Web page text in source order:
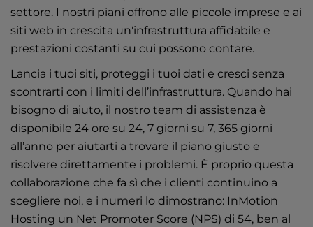
settore. I nostri piani offrono alle piccole imprese e ai
siti web in crescita un'infrastruttura affidabile e
prestazioni costanti su cui possono contare.
Lancia i tuoi siti, proteggi i tuoi dati e cresci senza
scontrarti con i limiti dell’infrastruttura. Quando hai
bisogno di aiuto, il nostro team di assistenza è
disponibile 24 ore su 24, 7 giorni su 7, 365 giorni
all’anno per aiutarti a trovare il piano giusto e
risolvere direttamente i problemi. È proprio questa
collaborazione che fa sì che i clienti continuino a
scegliere noi, e i numeri lo dimostrano: InMotion
Hosting un Net Promoter Score (NPS) di 54, ben al